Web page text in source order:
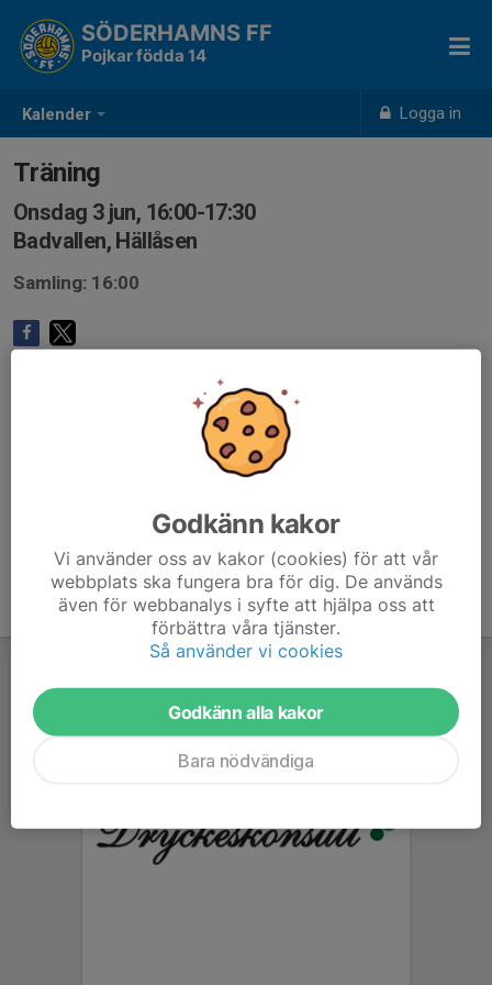
Kalender Logga in
SÖDERHAMNS FF
Pojkar födda 14
Träning
Onsdag 3 jun, 16:00-17:30
Badvallen, Hällåsen
Samling: 16:00
Godkänn kakor
Vi använder oss av kakor (cookies) för att vår
webbplats ska fungera bra för dig. De används
även för webbanalys i syfte att hjälpa oss att
förbättra våra tjänster.
Så använder vi cookies
Godkänn alla kakor
Bara nödvändiga